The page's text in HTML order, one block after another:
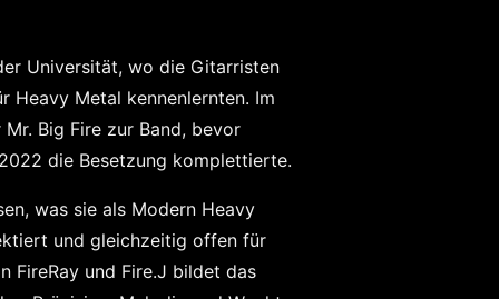
Universität, wo die Gitarristen
Heavy Metal kennenlernten. Im
Big Fire zur Band, bevor
die Besetzung komplettierte.
was sie als Modern Heavy
und gleichzeitig offen für
FireRay und Fire.J bildet das